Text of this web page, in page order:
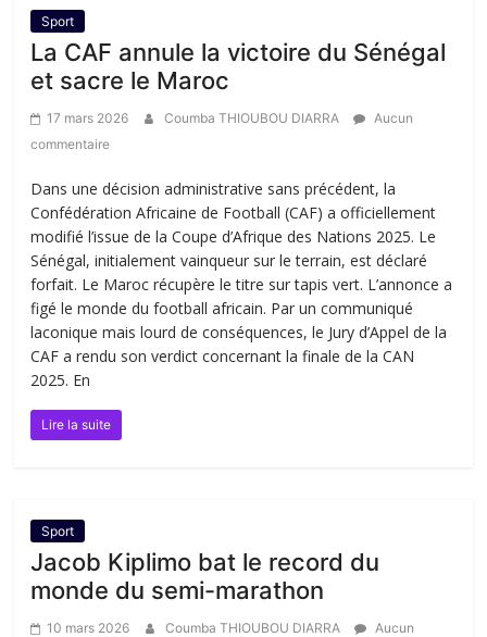
Sport
La CAF annule la victoire du Sénégal
et sacre le Maroc
17 mars 2026 Coumba THIOUBOU DIARRA
Aucun
commentaire
Dans une décision administrative sans précédent, la
Confédération Africaine de Football (CAF) a officiellement
modifié l’issue de la Coupe d’Afrique des Nations 2025. Le
Sénégal, initialement vainqueur sur le terrain, est déclaré
forfait. Le Maroc récupère le titre sur tapis vert. ​L’annonce a
figé le monde du football africain. Par un communiqué
laconique mais lourd de conséquences, le Jury d’Appel de la
CAF a rendu son verdict concernant la finale de la CAN
2025. En
Lire la suite
Sport
Jacob Kiplimo bat le record du
monde du semi-marathon
10 mars 2026 Coumba THIOUBOU DIARRA
Aucun